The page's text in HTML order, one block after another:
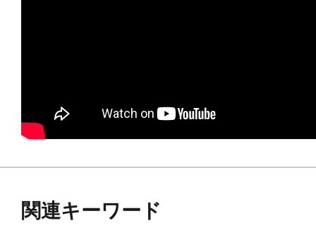
本体を飾ることができるディスプレ
ることが可能なハンガーフレームも
可動フレーム(1)
関連キーワード